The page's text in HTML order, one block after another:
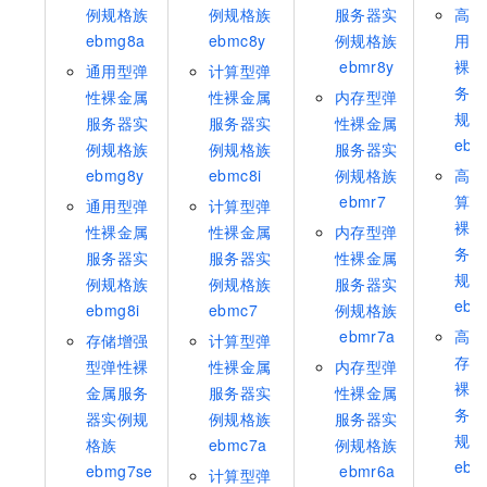
例规格族
ebmg8a
通用型弹
性裸金属
服务器实
例规格族
ebmg8y
通用型弹
性裸金属
服务器实
例规格族
ebmg8i
存储增强
型弹性裸
金属服务
器实例规
格族
ebmg7se
例规格族
ebmc8y
计算型弹
性裸金属
服务器实
例规格族
ebmc8i
计算型弹
性裸金属
服务器实
例规格族
ebmc7
计算型弹
性裸金属
服务器实
例规格族
ebmc7a
计算型弹
服务器实
例规格族
ebmr8y
内存型弹
性裸金属
服务器实
例规格族
ebmr7
内存型弹
性裸金属
服务器实
例规格族
ebmr7a
内存型弹
性裸金属
服务器实
例规格族
ebmr6a
高
用
裸
务
规
高
算
裸
务
规
高
存
裸
务
规